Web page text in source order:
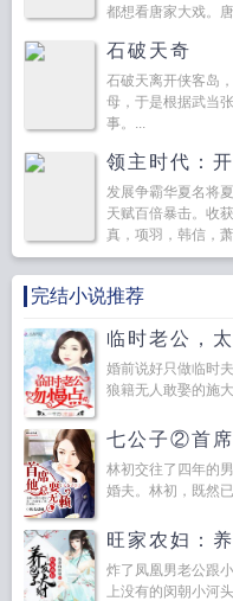
都想看唐家大戏。
石破天奇
石破天离开侠客岛
母，于是根据武当
事。...
领主时代：
发展争霸华夏名将
天赋百倍暴击。收
真，项羽，韩信，
一个个...
完结小说推荐
临时老公，太
婚前说好只做临时
狼籍无人敢娶的施
七公子②首
林初交往了四年的
婚夫。林初，既然
旺家农妇：
炸了凤凰男老公跟
上没有的闵朝小河